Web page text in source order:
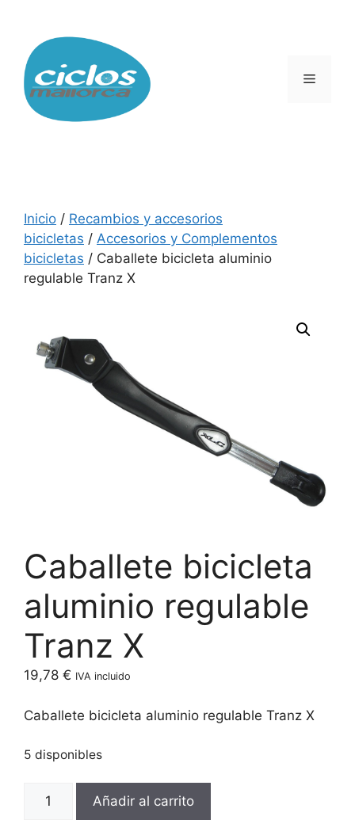
contenido
Menú
Inicio / Recambios y accesorios
bicicletas / Accesorios y Complementos
bicicletas / Caballete bicicleta aluminio
regulable Tranz X
Caballete bicicleta
aluminio regulable
Tranz X
19,78 € IVA incluido
Caballete bicicleta aluminio regulable Tranz X
5 disponibles
bicicleta
Añadir al carrito